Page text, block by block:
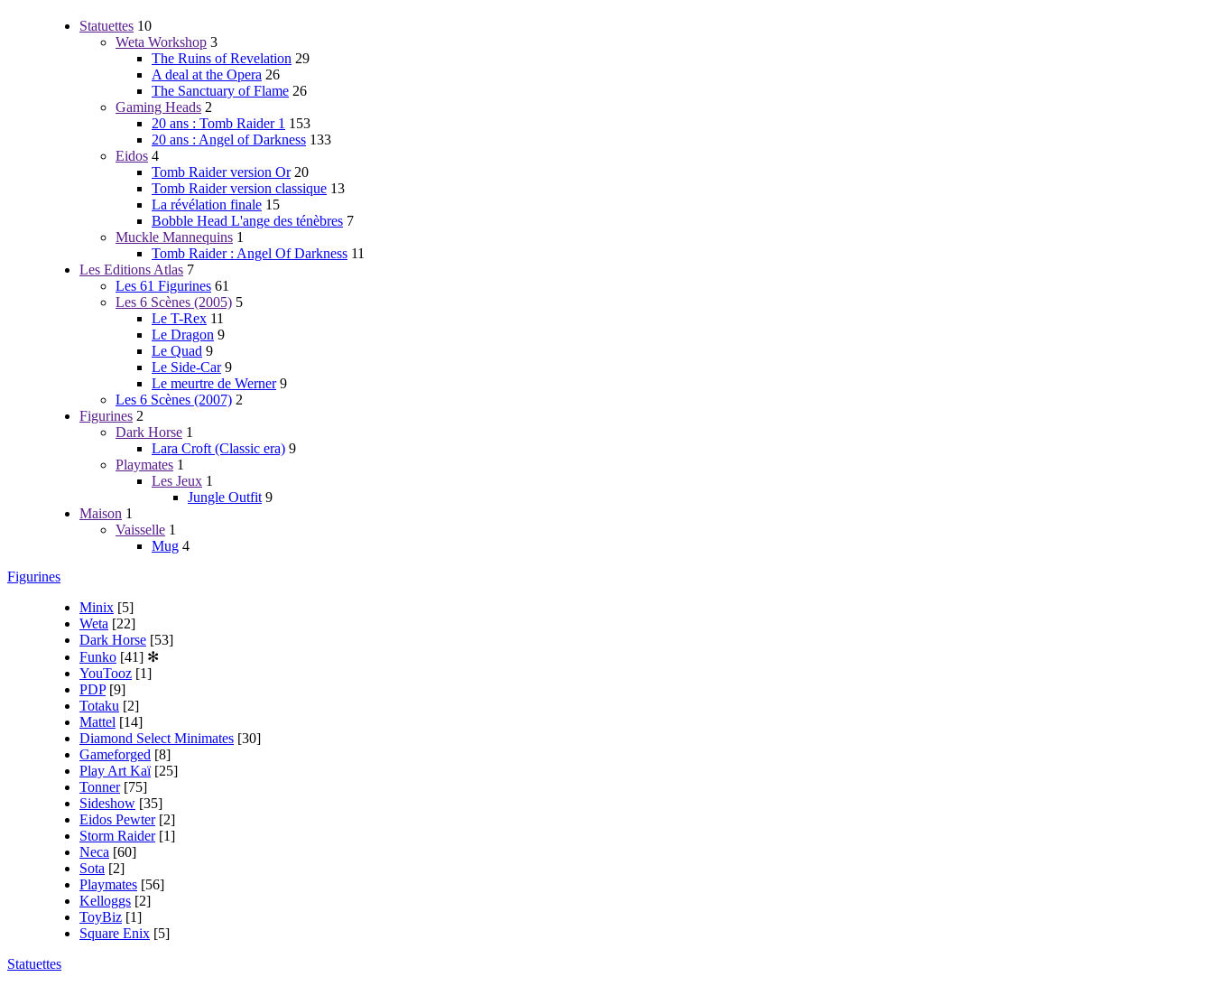
Statuettes 10
Weta Workshop 3
The Ruins of Revelation 29
A deal at the Opera 26
The Sanctuary of Flame 26
Gaming Heads 2
20 ans : Tomb Raider 1 153
20 ans : Angel of Darkness 133
Eidos 4
Tomb Raider version Or 20
Tomb Raider version classique 13
La révélation finale 15
Bobble Head L'ange des ténèbres 7
Muckle Mannequins 1
Tomb Raider : Angel Of Darkness 11
Les Editions Atlas 7
Les 61 Figurines 61
Les 6 Scènes (2005) 5
Le T-Rex 11
Le Dragon 9
Le Quad 9
Le Side-Car 9
Le meurtre de Werner 9
Les 6 Scènes (2007) 2
Figurines 2
Dark Horse 1
Lara Croft (Classic era) 9
Playmates 1
Les Jeux 1
Jungle Outfit 9
Maison 1
Vaisselle 1
Mug 4
Figurines
Minix [5]
Weta [22]
Dark Horse [53]
Funko [41] ✻
YouTooz [1]
PDP [9]
Totaku [2]
Mattel [14]
Diamond Select Minimates [30]
Gameforged [8]
Play Art Kaï [25]
Tonner [75]
Sideshow [35]
Eidos Pewter [2]
Storm Raider [1]
Neca [60]
Sota [2]
Playmates [56]
Kelloggs [2]
ToyBiz [1]
Square Enix [5]
Statuettes